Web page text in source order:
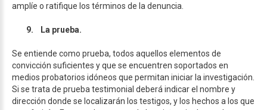
amplíe o ratifique los términos de la denuncia.
9. La prueba.
Se entiende como prueba, todos aquellos elementos de
convicción suficientes y que se encuentren soportados en
medios probatorios idóneos que permitan iniciar la investigación.
Si se trata de prueba testimonial deberá indicar el nombre y
dirección donde se localizarán los testigos, y los hechos a los que